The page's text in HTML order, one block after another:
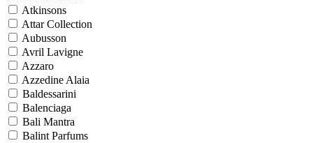
Atkinsons
Attar Collection
Aubusson
Avril Lavigne
Azzaro
Azzedine Alaia
Baldessarini
Balenciaga
Bali Mantra
Balint Parfums